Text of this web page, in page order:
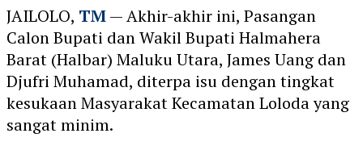
JAILOLO, TM— Akhir-akhir ini, Pasangan
Calon Bupati dan Wakil Bupati Halmahera
Barat (Halbar) Maluku Utara, James Uang dan
Djufri Muhamad, diterpa isu dengan tingkat
kesukaan Masyarakat Kecamatan Loloda yang
sangat minim.